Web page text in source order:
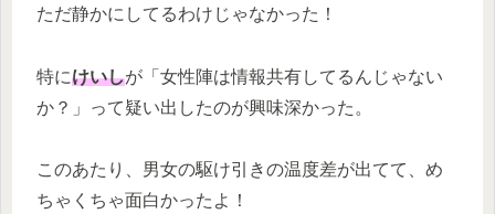
ただ静かにしてるわけじゃなかった！
特にけいしが「女性陣は情報共有してるんじゃない
か？」って疑い出したのが興味深かった。
このあたり、男女の駆け引きの温度差が出てて、め
ちゃくちゃ面白かったよ！